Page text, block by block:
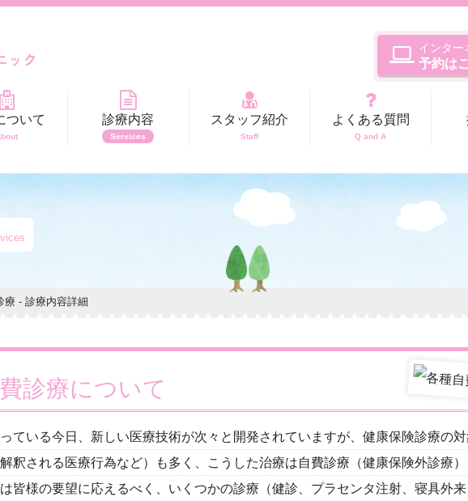
インター
予約は
ついて 診療内容
Services
スタッフ紹介
Staff
よくある質問
Q and A
療 - 診療内容詳細
診療について
ている今日、新しい医療技術が次々と開発されていますが、健康保険診療の
釈される医療行為など）も多く、こうした治療は自費診療（健康保険外診療
皆様の要望に応えるべく、いくつかの診療（健診、プラセンタ注射、寝具外